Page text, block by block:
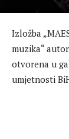
Izložba
muzika“
otvorena u
umjetnosti